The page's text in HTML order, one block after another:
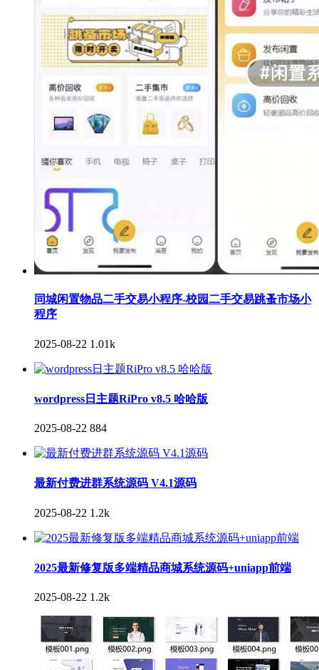
同城闲置物品二手交易小程序-校园二手交易跳蚤市场小
程序
2025-08-22 1.01k
wordpress日主题RiPro v8.5 哈哈版
2025-08-22 884
最新付费进群系统源码 V4.1源码
2025-08-22 1.2k
2025最新修复版多端精品商城系统源码+uniapp前端
2025-08-22 1.2k